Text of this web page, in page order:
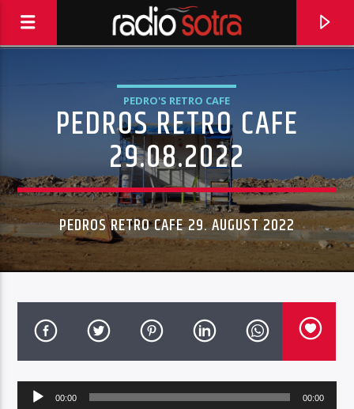
YOU'VE REALLY GOT A HOLD ON ME
SMOKEY ROBINSON & THE MIRACLES
PEDRO'S RETRO CAFE
PEDROS RETRO CAFE
29.08.2022
PEDROS RETRO CAFE 29. AUGUST 2022
Lydavspiller
00:00 00:00